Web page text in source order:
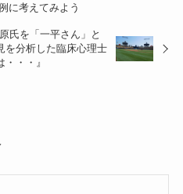
に考えてみよう
氏を「一平さん」と
を分析した臨床心理士
・・』